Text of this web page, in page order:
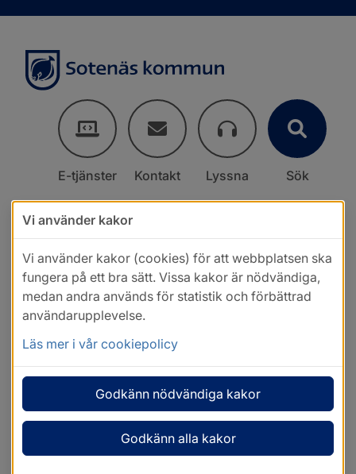
E-tjänster Kontakt Lyssna Sök
Vi använder kakor
Vi använder kakor (cookies) för att webbplatsen ska
fungera på ett bra sätt. Vissa kakor är nödvändiga,
medan andra används för statistik och förbättrad
användarupplevelse.
Läs mer i vår cookiepolicy
Godkänn nödvändiga kakor
Godkänn alla kakor